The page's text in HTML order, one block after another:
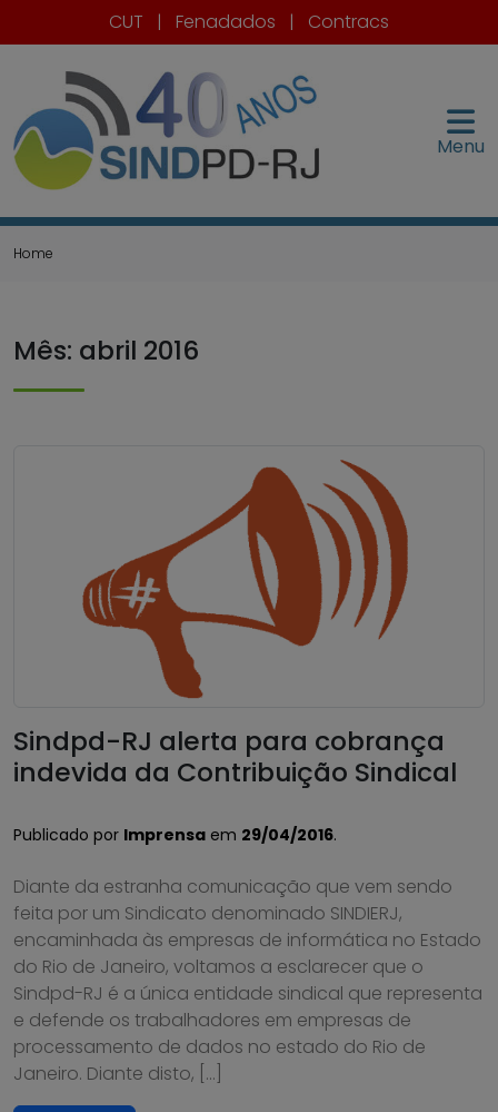
CUT | Fenadados | Contracs
Menu
Home
Mês: abril 2016
Sindpd-RJ alerta para cobrança
indevida da Contribuição Sindical
Publicado por Imprensa em 29/04/2016.
Diante da estranha comunicação que vem sendo
feita por um Sindicato denominado SINDIERJ,
encaminhada às empresas de informática no Estado
do Rio de Janeiro, voltamos a esclarecer que o
Sindpd-RJ é a única entidade sindical que representa
e defende os trabalhadores em empresas de
processamento de dados no estado do Rio de
Janeiro. Diante disto, […]